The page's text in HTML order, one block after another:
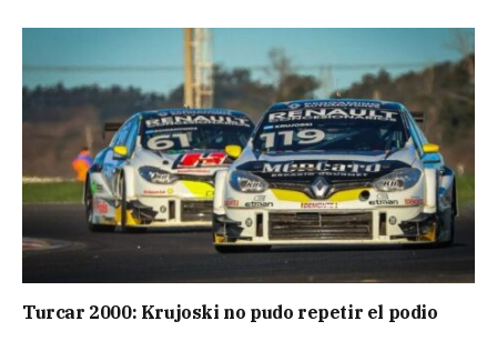
Turcar 2000: Krujoski no pudo repetir el podio